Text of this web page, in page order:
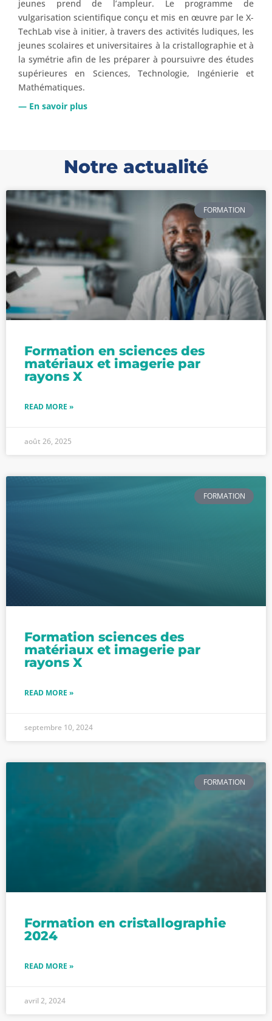
jeunes prend de l’ampleur. Le programme de
vulgarisation scientifique conçu et mis en œuvre par le X-
TechLab vise à initier, à travers des activités ludiques, les
jeunes scolaires et universitaires à la cristallographie et à
la symétrie afin de les préparer à poursuivre des études
supérieures en Sciences, Technologie, Ingénierie et
Mathématiques.
— En savoir plus
Notre actualité
FORMATION
Formation en sciences des
matériaux et imagerie par
rayons X
READ MORE »
août 26, 2025
FORMATION
Formation sciences des
matériaux et imagerie par
rayons X
READ MORE »
septembre 10, 2024
FORMATION
Formation en cristallographie
2024
READ MORE »
avril 2, 2024